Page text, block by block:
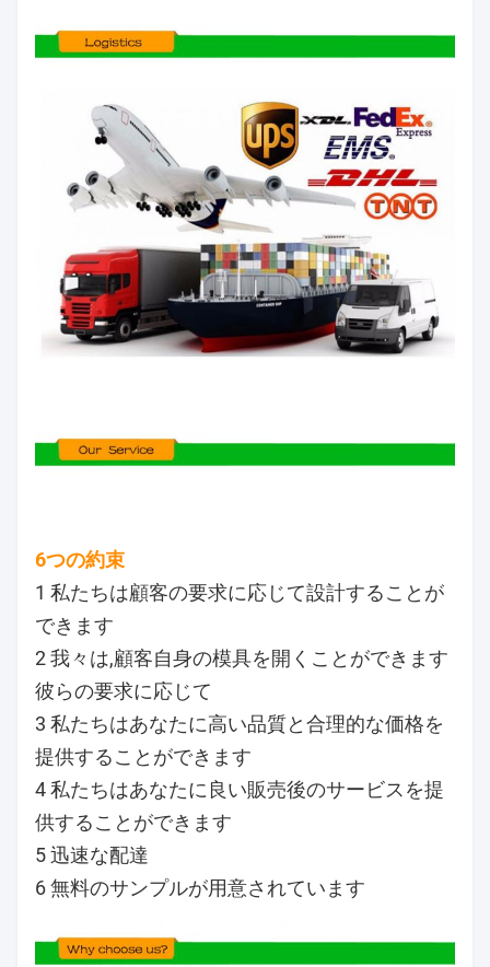
6つの約束
1 私たちは顧客の要求に応じて設計することが
できます
2 我々は,顧客自身の模具を開くことができます
彼らの要求に応じて
3 私たちはあなたに高い品質と合理的な価格を
提供することができます
4 私たちはあなたに良い販売後のサービスを提
供することができます
5 迅速な配達
6 無料のサンプルが用意されています